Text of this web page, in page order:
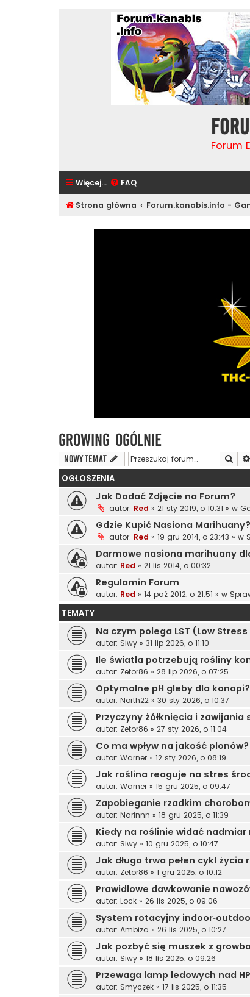
Forum
Więcej… FAQ
Strona główna Forum.kanabis.info -
Growing Ogólnie
NOWY TEMAT
OGŁOSZENIA
Jak Dodać Zdjęcie na Forum?
autor: Red » 21 sty 2019, o 10:31 » w
Gdzie Kupić Nasiona
autor: Red » 19 gru 2014, o 23:43 » w
Darmowe nasiona marihuany
autor: Red » 21 lis 2014, o 00:32
Regulamin Forum
autor: Red » 14 paź 2012, o 21:51 » w
TEMATY
Na czym polega LST (Low
autor: Siwy » 31 lip 2026, o 11:10
Ile światła potrzebują rośliny
autor: Zetor86 » 28 lip 2026, o 07:25
Optymalne pH gleby dla konopi?
autor: North22 » 30 sty 2026, o 10:37
Przyczyny żółknięcia i zawijania
autor: Zetor86 » 27 sty 2026, o 11:04
Co ma wpływ na jakość plonów?
autor: Warner » 12 sty 2026, o 08:19
Jak roślina reaguje na stres
autor: Warner » 15 gru 2025, o 09:47
Zapobieganie rzadkim
autor: Narinnn » 18 gru 2025, o 11:39
Kiedy na roślinie widać nadmiar
autor: Siwy » 10 gru 2025, o 10:47
Jak długo trwa pełen cykl życia
autor: Zetor86 » 1 gru 2025, o 10:12
Prawidłowe dawkowanie
autor: Lock » 26 lis 2025, o 09:06
System rotacyjny
autor: Ambiza » 26 lis 2025, o 10:27
Jak pozbyć się muszek z
autor: Siwy » 18 lis 2025, o 09:26
Przewaga lamp ledowych nad
autor: Smyczek » 17 lis 2025, o 11:35